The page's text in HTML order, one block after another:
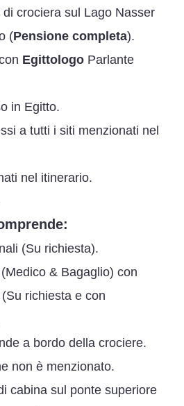
crociera sul Lago Nasser
(Pensione completa).
Egittologo Parlante
in Egitto.
a tutti i siti menzionati nel
nel itinerario.
(Su richiesta).
& Bagaglio) con
(Su richiesta e con
a bordo della crociere.
non è menzionato.
cabina sul ponte superiore